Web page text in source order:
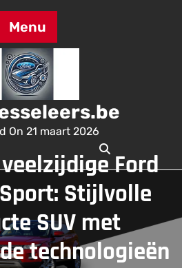
Menu
On 21 maart 2026
Ford
Stijlvolle
SUV met
technologieën